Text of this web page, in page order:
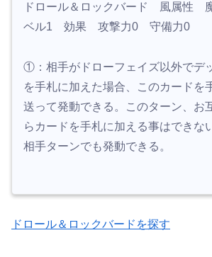
ドロール＆ロックバード 風属性
ベル1 効果 攻撃力0 守備力0
①：相手がドローフェイズ以外でデ
を手札に加えた場合、このカードを
送って発動できる。このターン、お
らカードを手札に加える事はできな
相手ターンでも発動できる。
ドロール＆ロックバードを探す